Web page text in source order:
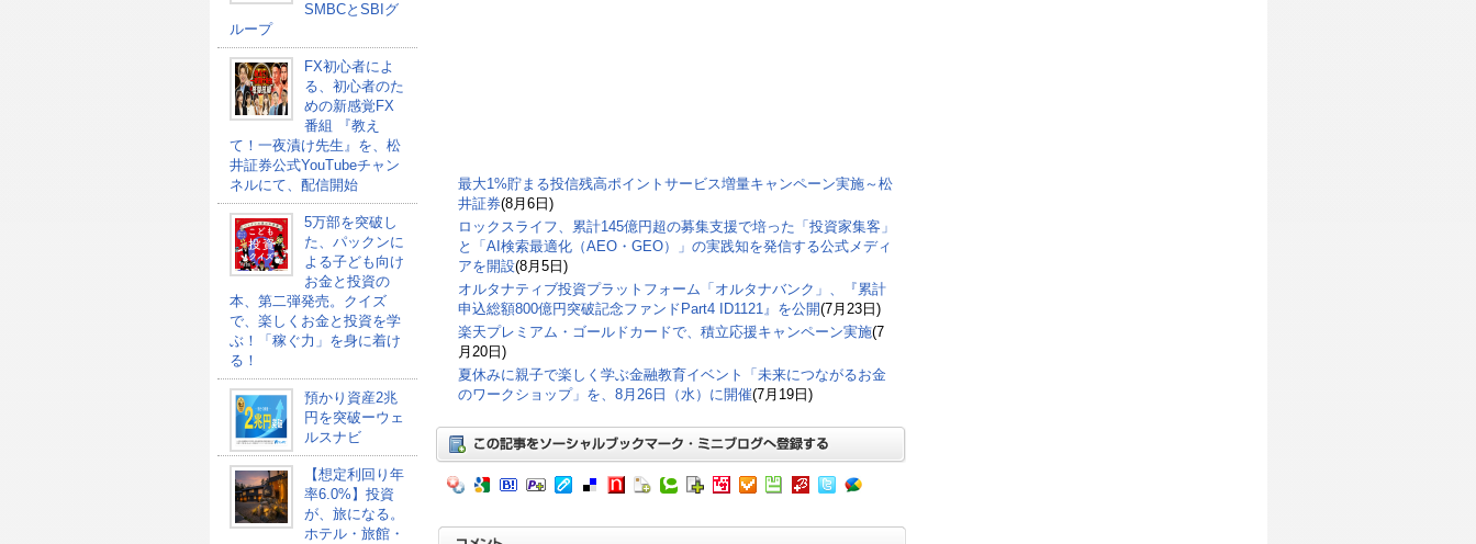
SMBCとSBIグ
ループ
FX初心者によ
る、初心者のた
めの新感覚FX
番組 『教え
て！一夜漬け先生』を、松
井証券公式YouTubeチャン
ネルにて、配信開始
5万部を突破し
た、パックンに
よる子ども向け
お金と投資の
本、第二弾発売。クイズ
で、楽しくお金と投資を学
ぶ！「稼ぐ力」を身に着け
る！
預かり資産2兆
円を突破ーウェ
ルスナビ
【想定利回り年
率6.0%】投資
が、旅になる。
ホテル・旅館・
最大1%貯まる投信残高ポイントサービス増量キャンペーン実施～松
井証券(8月6日)
ロックスライフ、累計145億円超の募集支援で培った「投資家集客」
と「AI検索最適化（AEO・GEO）」の実践知を発信する公式メディ
アを開設(8月5日)
オルタナティブ投資プラットフォーム「オルタナバンク」、『累計
申込総額800億円突破記念ファンドPart4 ID1121』を公開(7月23日)
楽天プレミアム・ゴールドカードで、積立応援キャンペーン実施(7
月20日)
夏休みに親子で楽しく学ぶ金融教育イベント「未来につながるお金
のワークショップ」を、8月26日（水）に開催(7月19日)